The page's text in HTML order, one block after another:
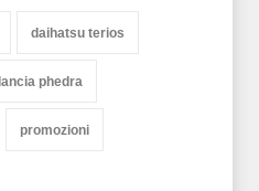
daihatsu terios
lancia phedra
promozioni